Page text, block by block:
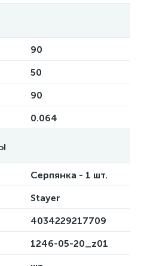
90
50
90
0.064
Серпянка - 1 шт.
Stayer
4034229217709
1246-05-20_z01